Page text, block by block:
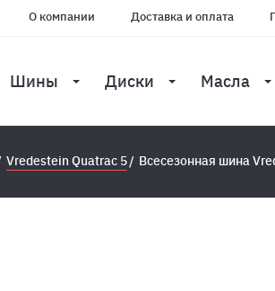
О компании Доставка и оплата
Шины Диски Масла
Vredestein Quatrac 5 Всесезонная шина